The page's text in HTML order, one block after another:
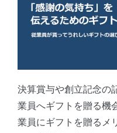
決算賞与や創⽴記念の
業員へギフトを贈る機
業員にギフトを贈るメ